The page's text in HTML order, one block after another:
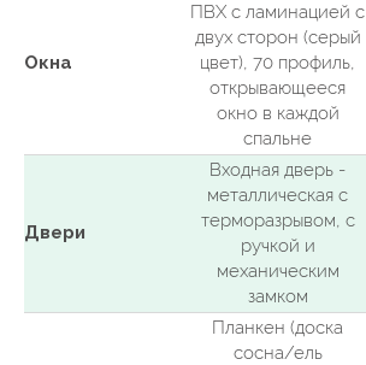
Окна
ПВХ с ламинацией с
двух сторон (серый
цвет), 70 профиль,
открывающееся
окно в каждой
спальне
Двери
Входная дверь -
металлическая с
терморазрывом, с
ручкой и
механическим
замком
Планкен (доска
сосна/ель
в стоимость